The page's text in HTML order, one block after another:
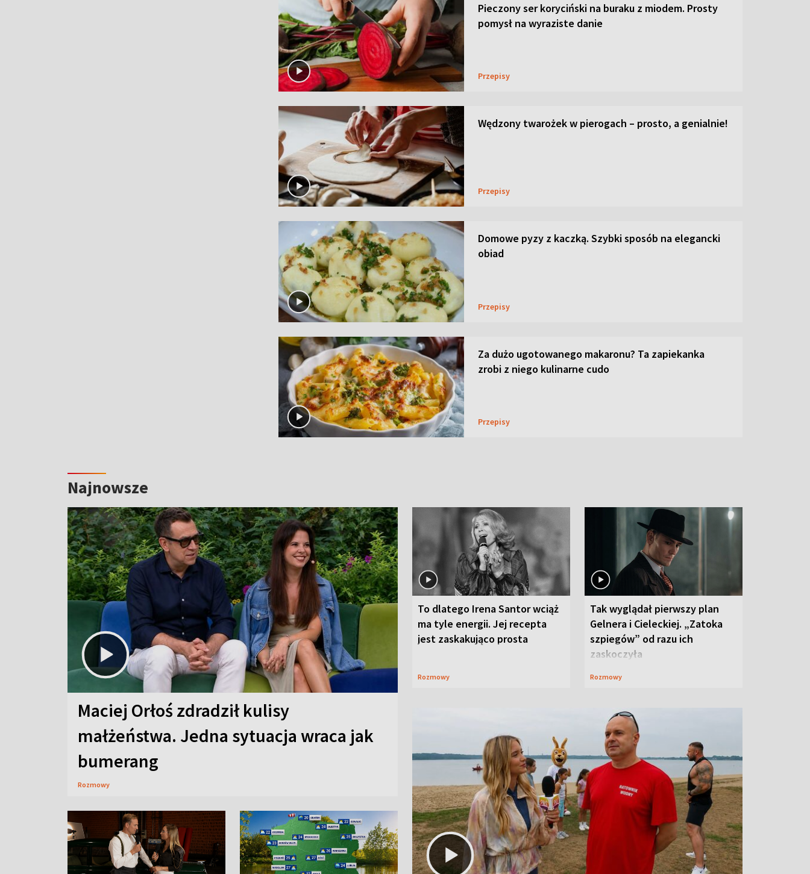
Pieczony ser koryciński na buraku z miodem. Prosty
pomysł na wyraziste danie
Przepisy
Wędzony twarożek w pierogach – prosto, a genialnie!
Przepisy
Domowe pyzy z kaczką. Szybki sposób na elegancki
obiad
Przepisy
Za dużo ugotowanego makaronu? Ta zapiekanka
zrobi z niego kulinarne cudo
Przepisy
Najnowsze
Maciej Orłoś zdradził kulisy
małżeństwa. Jedna sytuacja wraca jak
bumerang
Rozmowy
To dlatego Irena Santor wciąż
ma tyle energii. Jej recepta
jest zaskakująco prosta
Rozmowy
Tak wyglądał pierwszy plan
Gelnera i Cieleckiej. „Zatoka
szpiegów” od razu ich
zaskoczyła
Rozmowy